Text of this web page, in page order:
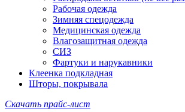
Рабочая одежда
Зимняя спецодежда
Медицинская одежда
Влагозащитная одежда
СИЗ
Фартуки и нарукавники
Клеенка подкладная
Шторы, покрывала
Скачать прайс-лист